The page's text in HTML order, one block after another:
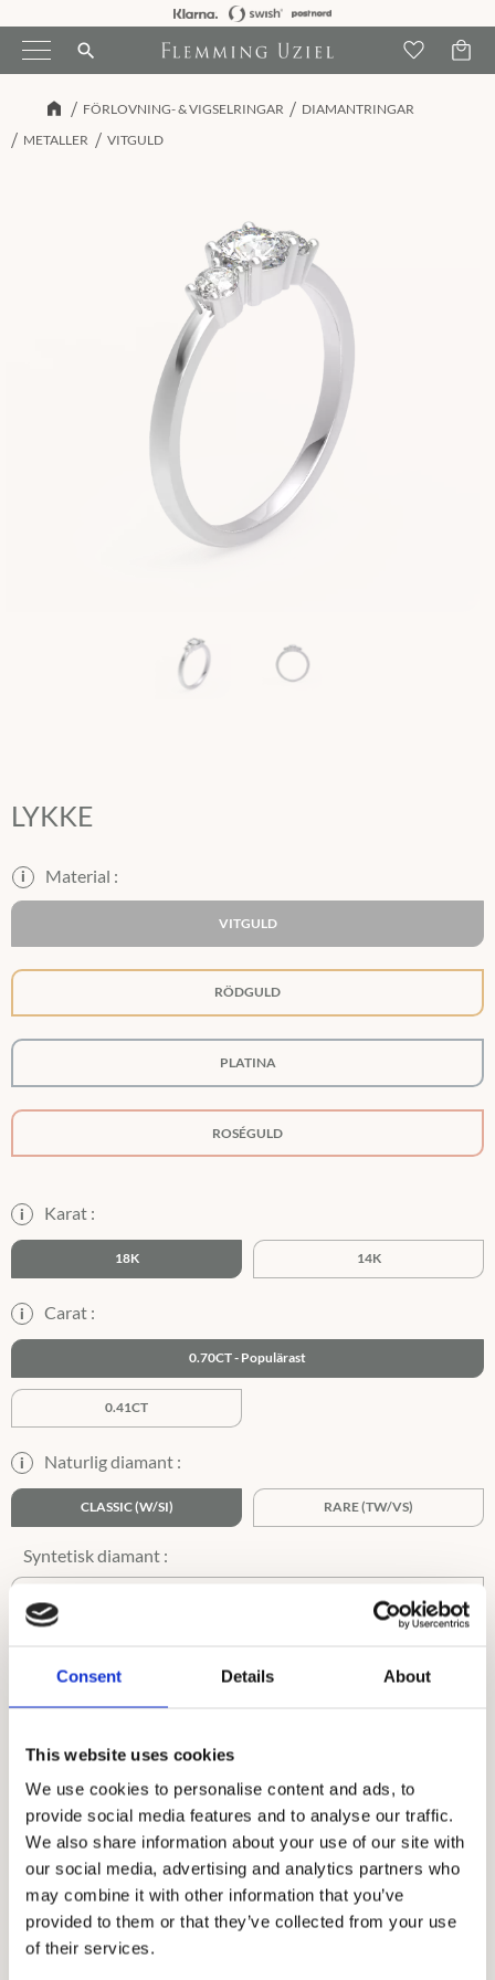
Consent Details About
This website uses cookies
We use cookies to personalise content and ads, to
provide social media features and to analyse our traffic.
We also share information about your use of our site with
our social media, advertising and analytics partners who
may combine it with other information that you’ve
provided to them or that they’ve collected from your use
of their services.
Meny search
FÖRLOVNING- & VIGSELRINGAR
DIAMANTRINGAR
METALLER
VITGULD
LYKKE
VITGULD
i
RÖDGULD
PLATINA
ROSÉGULD
i Karat :
18K 14K
i Carat :
0.70CT
0.41CT
i Naturlig diamant :
CLASSIC (W/SI) RARE (TW/VS)
45-62,5